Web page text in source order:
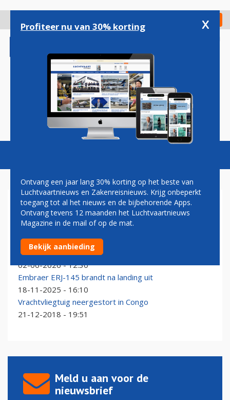
gaan
Check in
Magazine Podcasts Vacatures
CONGO
Luchthaven Kinshasa heropend, maatregelen tegen
ebola blijven van kracht
02-06-2026 - 12:30
Embraer ERJ-145 brandt na landing uit
18-11-2025 - 16:10
Vrachtvliegtuig neergestort in Congo
21-12-2018 - 19:51
Meld u aan voor de
nieuwsbrief
Profiteer nu van 30% korting x
Ontvang een jaar lang 30% korting op het beste van
Luchtvaartnieuws en Zakenreisnieuws. Krijg onbeperkt
toegang tot al het nieuws en de bijbehorende Apps.
Ontvang tevens 12 maanden het Luchtvaartnieuws
Magazine in de mail of op de mat.
Bekijk aanbieding